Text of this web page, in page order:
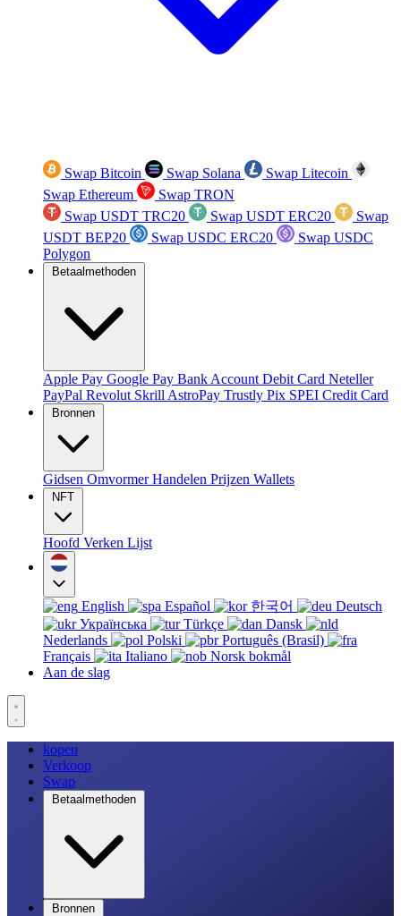
Swap Bitcoin Swap Solana
Swap Litecoin
Swap Ethereum
Swap TRON
Swap USDT TRC20
Swap USDT ERC20
Swap
USDT BEP20
Swap USDC ERC20
Swap USDC
Polygon
Betaalmethoden
Apple Pay Google Pay Bank Account Debit Card Neteller
PayPal Revolut Skrill AstroPay Trustly Pix SPEI Credit Card
Bronnen
Gidsen OmvormerHandelen Prijzen Wallets
NFT
Hoofd Verken Lijst
English Español 한국어
Deutsch
Українська
Türkçe
Dansk
Nederlands
Polski
Português (Brasil)
Français
Italiano
Norsk bokmål
Aan de slag
kopen
Verkoop
Swap
Betaalmethoden
Bronnen